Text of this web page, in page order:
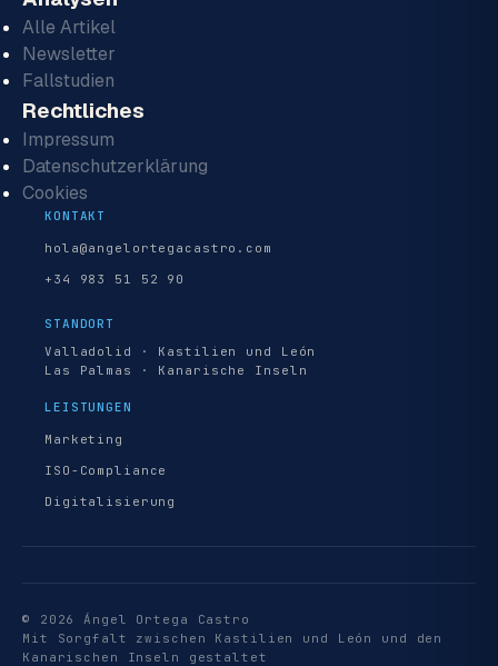
Alle Artikel
Newsletter
Fallstudien
Rechtliches
Impressum
Datenschutzerklärung
Cookies
KONTAKT
hola@angelortegacastro.com
+34 983 51 52 90
STANDORT
Valladolid · Kastilien und León
Las Palmas · Kanarische Inseln
LEISTUNGEN
Marketing
ISO-Compliance
Digitalisierung
© 2026 Ángel Ortega Castro
Mit Sorgfalt zwischen Kastilien und León und den
Kanarischen Inseln gestaltet